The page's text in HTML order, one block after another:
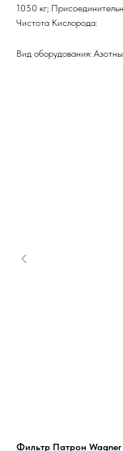
1050 кг;
Чистота Кислорода:
Вид оборудования:
Фильтр Патрон